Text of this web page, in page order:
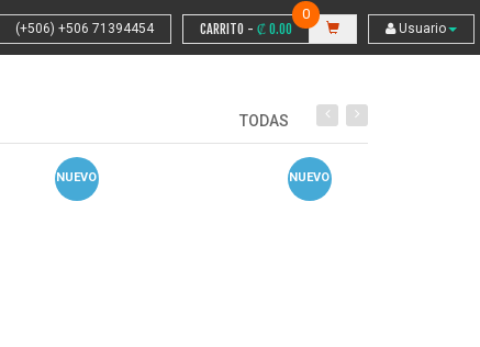
Usuario
CARRITO - ₡ 0.00
0
(+506) +506 71394454
TODAS
NUEVO NUEVO